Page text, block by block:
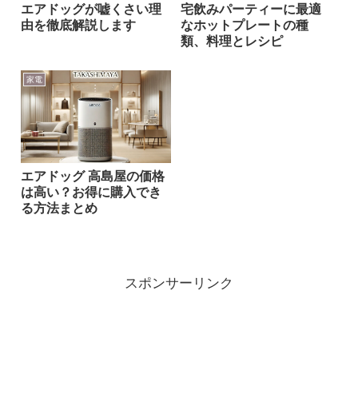
エアドッグが嘘くさい理
由を徹底解説します
宅飲みパーティーに最適
なホットプレートの種
類、料理とレシピ
家電
エアドッグ 高島屋の価格
は高い？お得に購入でき
る方法まとめ
スポンサーリンク